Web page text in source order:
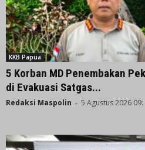
KKB Papua
5 Korban MD Penembakan
di Evakuasi Satgas...
Redaksi Maspolin - 5 Agustus 2026 09: